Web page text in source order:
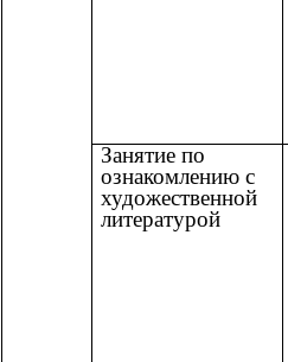
Занятие по
ознакомлению с
художественной
литературой